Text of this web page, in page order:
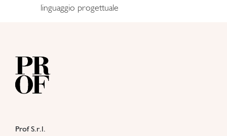
linguaggio progettuale
Prof S.r.l.